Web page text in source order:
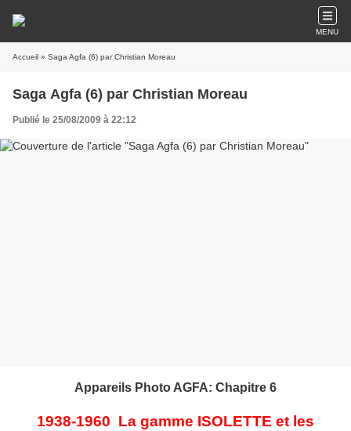
MENU
Accueil » Saga Agfa (6) par Christian Moreau
Saga Agfa (6) par Christian Moreau
Publié le 25/08/2009 à 22:12
Appareils Photo AGFA: Chapitre 6
1938-1960 La gamme ISOLETTE et les